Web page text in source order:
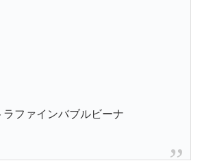
ラファインバブルビーナ